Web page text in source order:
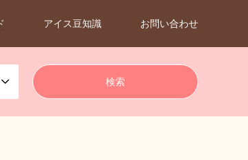
アイス豆知識 お問い合わせ